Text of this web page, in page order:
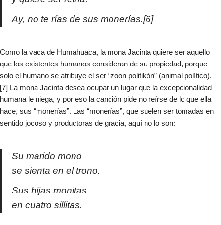
Ay, no te rías de sus monerías.[6]
Como la vaca de Humahuaca, la mona Jacinta quiere ser aquello
que los existentes humanos consideran de su propiedad, porque
solo el humano se atribuye el ser “zoon politikón” (animal político).
[7] La mona Jacinta desea ocupar un lugar que la excepcionalidad
humana le niega, y por eso la canción pide no reírse de lo que ella
hace, sus “monerías”. Las “monerías”, que suelen ser tomadas en
sentido jocoso y productoras de gracia, aquí no lo son:
Su marido mono
se sienta en el trono.
Sus hijas monitas
en cuatro sillitas.